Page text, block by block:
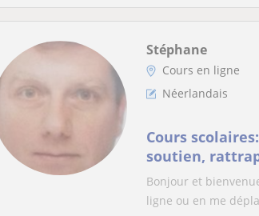
Stéphane
Cours en ligne
Néerlandais
Cours
soutien,
Bonjour et
ligne ou en me